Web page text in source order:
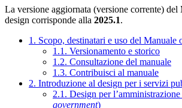
La versione aggiornata (versione corrente)
design corrisponde alla 2025.1.
1. Scopo, destinatari e uso del Manuale
1.1. Versionamento e storico
1.2. Consultazione del manuale
1.3. Contribuisci al manuale
2. Introduzione al design per i servizi
2.1. Design per
government)